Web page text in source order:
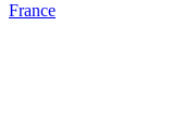
France